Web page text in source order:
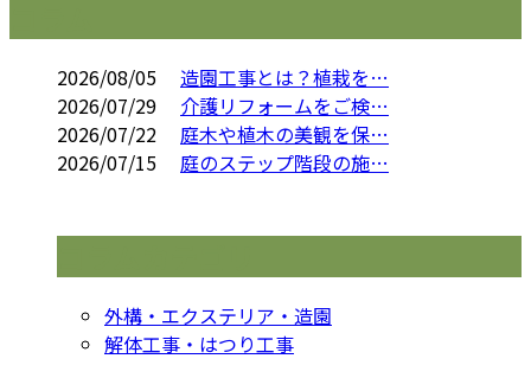
2026/08/05
造園工事とは？植栽を…
2026/07/29
介護リフォームをご検…
2026/07/22
庭木や植木の美観を保…
2026/07/15
庭のステップ階段の施…
外構・エクステリア・造園
解体工事・はつり工事